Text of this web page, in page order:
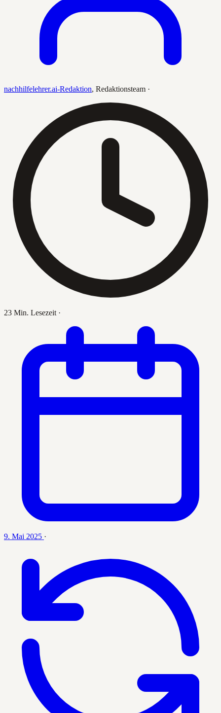
nachhilfelehrer.ai-Redaktion, Redaktionsteam ·
23 Min. Lesezeit ·
9. Mai 2025 ·